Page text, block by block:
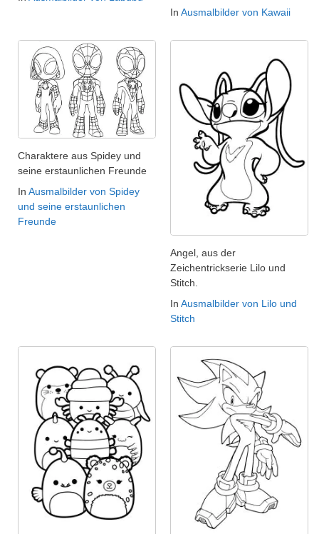
In Ausmalbilder von Kawaii
Charaktere aus Spidey und
seine erstaunlichen Freunde
In Ausmalbilder von Spidey
und seine erstaunlichen
Freunde
Angel, aus der
Zeichentrickserie Lilo und
Stitch.
In Ausmalbilder von Lilo und
Stitch